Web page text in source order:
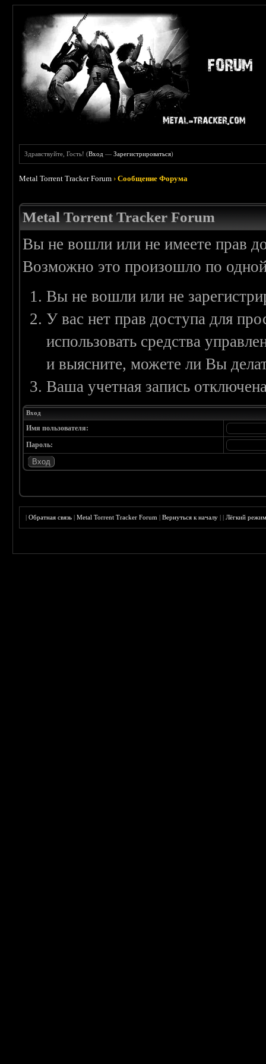
Здравствуйте, Гость! (Вход —Зарегистрироваться)
Metal Torrent Tracker Forum ›Сообщение Форума
Metal Torrent Tracker Forum
Вы не вошли или не имеете прав
Возможно это произошло по
Вы не вошли или не
У вас нет прав доступа для
использовать средства
и выясните, можете ли Вы
Ваша учетная запись
Вход
Имя пользователя:
Пароль:
|Обратная связь |Metal Torrent Tracker Forum |Вернуться к началу ||Лёгкий